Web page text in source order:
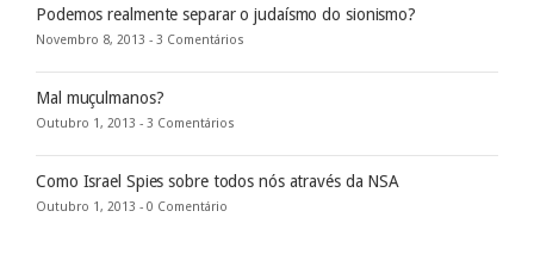
Podemos realmente separar o judaísmo do sionismo?
Novembro 8, 2013 - 3 Comentários
Mal muçulmanos?
Outubro 1, 2013 - 3 Comentários
Como Israel Spies sobre todos nós através da NSA
Outubro 1, 2013 - 0 Comentário